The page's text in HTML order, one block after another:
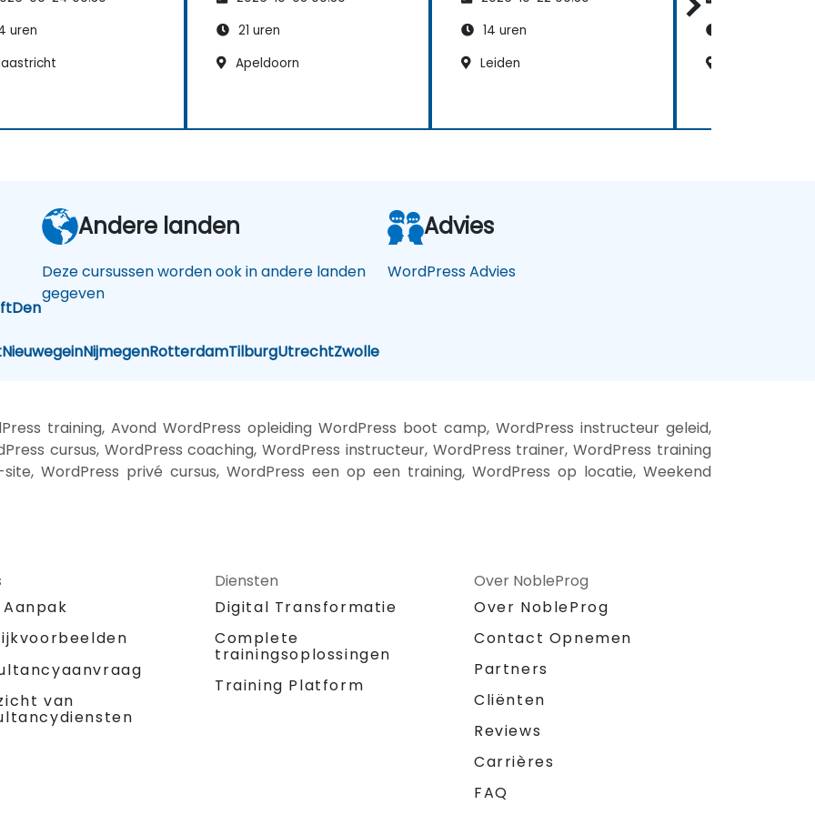
uren
21 uren
Apeldoorn
14 uren
Leiden
Den
NieuwegeinNijmegenRotterdamTilburgUtrechtZwolle
Andere landen
Deze cursussen worden ook in andere landen
gegeven
Advies
WordPress Advies
training, Avond WordPress opleiding WordPress boot camp, WordPress instructeur geleid,
cursus, WordPress coaching, WordPress instructeur, WordPress trainer, WordPress training
WordPress privé cursus, WordPress een op een training, WordPress op locatie, Weekend
van
Diensten
Digital Transformatie
Complete
trainingsoplossingen
Training Platform
Over NobleProg
Over NobleProg
Contact Opnemen
Partners
Cliënten
Reviews
Carrières
FAQ